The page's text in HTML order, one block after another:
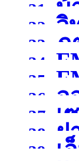
31. บ้
32. วิ
33. ภุ
34.
35.
36. อ
37.
เ
สุพร
38. ฝ
39.
เ